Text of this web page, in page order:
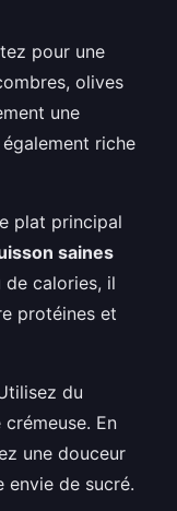
pour une
olives
une
riche
plat principal
saines
de calories, il
protéines et
du
En
une douceur
envie de sucré.